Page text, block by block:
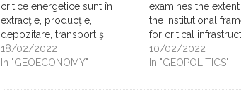
critice energetice sunt în
extracţie, producţie,
depozitare, transport şi
distribuţie de cărbune, petrol
şi toate derivatele, gaze
energie termică. Acestea
18/02/2022
In "GEOECONOMY"
examines the
the institutional
for critical
the Romanian
built 10 years ago is
and whether it is
10/02/2022
In "GEOPOLITICS"